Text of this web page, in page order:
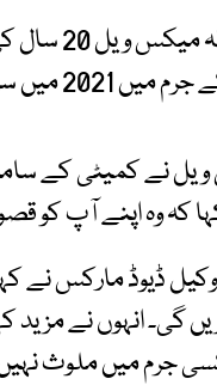
64
میں سزا دی گئی تھی۔
کہ وہ اپنے آپ کو
ڈیوڈ مارکس نے
گی۔ انہوں نے
جرم میں ملوث